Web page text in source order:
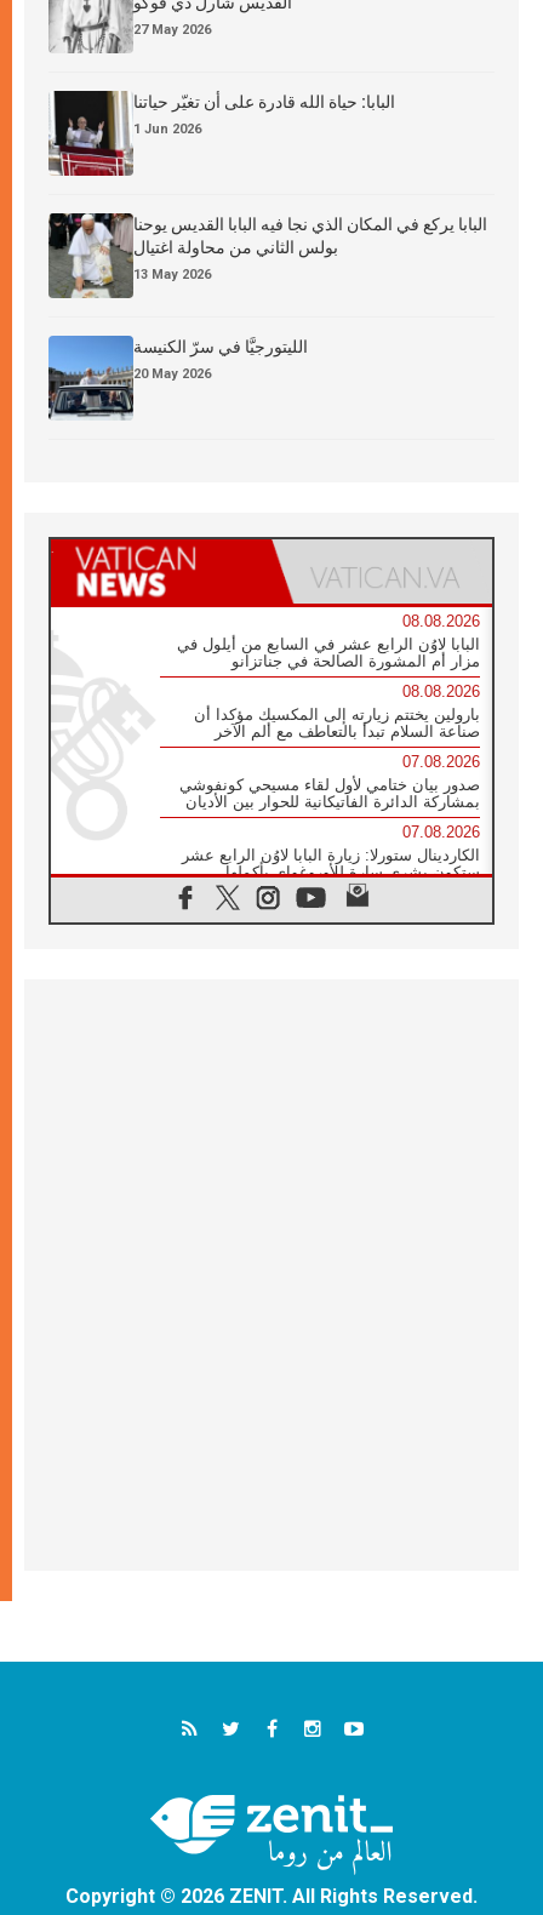
27 May 2026
البابا: حياة الله قادرة على أن تغيّر حياتنا
1 Jun 2026
البابا يركع في المكان الذي نجا فيه البابا القديس يوحنا
بولس الثاني من محاولة اغتيال
13 May 2026
الليتورجيَّا في سرّ الكنيسة
20 May 2026
08.08.2026
البابا لاوُن الرابع عشر في السابع من أيلول في
مزار أم المشورة الصالحة في جناتزانو
08.08.2026
بارولين يختتم زيارته إلى المكسيك مؤكدا أن
صناعة السلام تبدأ بالتعاطف مع ألم الآخر
07.08.2026
صدور بيان ختامي لأول لقاء مسيحي كونفوشي
بمشاركة الدائرة الفاتيكانية للحوار بين الأديان
07.08.2026
الكاردينال ستورلا: زيارة البابا لاوُن الرابع عشر
ستكون بشرى سارة للأوروغواي بأكملها
الفاتيكان يعلن برنامج الزيارة الرسولية للبابا لاوُن
Copyright © 2026 ZENIT. All Rights Reserved.